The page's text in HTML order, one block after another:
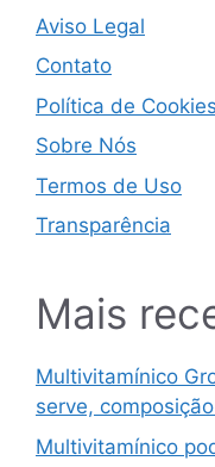
Aviso Legal
Contato
Política de Cookies
Sobre Nós
Termos de Uso
Transparência
Mais
Multivitamínico
serve,
Multivitamínico